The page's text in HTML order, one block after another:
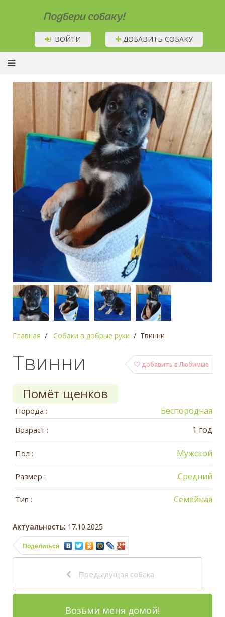
Подбери собаку!
ВОЙТИ ДОБАВИТЬ СОБАКУ
Главная Собаки в добрые руки Твинни
добавить в Любимые
Твинни
Помёт щенков
Порода : Беспородная
Возраст : 1 год
Пол : Мужской
Размер : Средний
Тип : Семейная
Актуальность: 17.10.2025
Поделиться
Предыдущая собака
Возьми меня домой!